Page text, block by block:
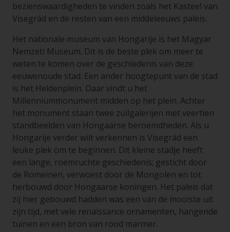
bezienswaardigheden te vinden zoals het Kasteel van
Visegrád en de resten van een middeleeuws paleis.
Het nationale museum van Hongarije is het Magyar
Nemzeti Museum. Dit is de beste plek om meer te
weten te komen over de geschiedenis van deze
eeuwenoude stad. Een ander hoogtepunt van de stad
is het Heldenplein. Daar vindt u het
Millenniummonument midden op het plein. Achter
het monument staan twee zuilgalerijen met veertien
standbeelden van Hongaarse beroemdheden. Als u
Hongarije verder wilt verkennen is Visegrád een
leuke plek om te beginnen. Dit kleine stadje heeft
een lange, roemruchte geschiedenis; gesticht door
de Romeinen, verwoest door de Mongolen en tot
herbouwd door Hongaarse koningen. Het paleis dat
zij hier gebouwd hadden was een van de mooiste uit
zijn tijd, met vele renaissance ornamenten, hangende
tuinen en een bron van rood marmer.